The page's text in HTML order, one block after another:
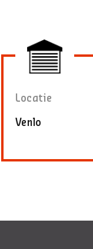
Locatie
Venlo